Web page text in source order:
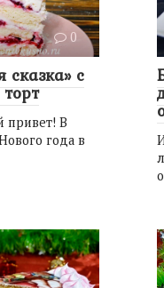
0
с
привет! В
года в